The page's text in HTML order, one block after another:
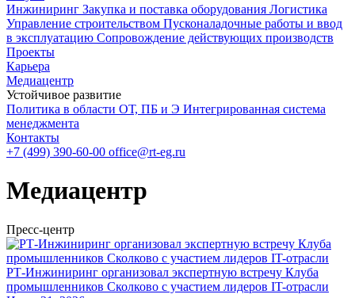
Инжиниринг Закупка и поставка оборудования Логистика
Управление строительством Пусконаладочные работы и ввод
в эксплуатацию Сопровождение действующих производств
Проекты
Карьера
Медиацентр
Устойчивое развитие
Политика в области ОТ, ПБ и Э Интегрированная система
менеджмента
Контакты
+7 (499) 390-60-00 office@rt-eg.ru
Медиацентр
Пресс-центр
РТ‑Инжиниринг организовал экспертную встречу Клуба
промышленников Сколково с участием лидеров IT-отрасли